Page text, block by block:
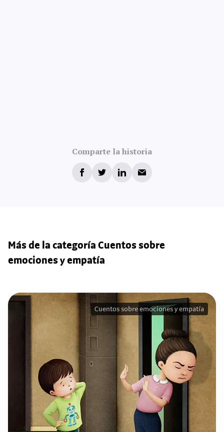
Comparte la historia
Más de la categoría Cuentos sobre
emociones y empatía
Cuentos sobre emociones y empatía